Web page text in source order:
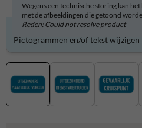
Wegens een technische storing kan
met de afbeeldingen die getoond
Reden: Could not resolve product
Verkeersbord zelf aanpassen?
Pictogrammen en/of tekst wijzigen